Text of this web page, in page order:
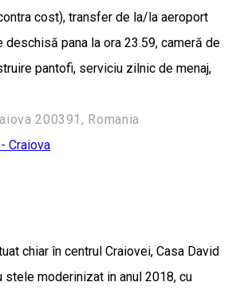
cost), transfer de la/la aeroport
pana la ora 23.59, cameră de
pantofi, serviciu zilnic de menaj,
200391, Romania
Craiova
chiar în centrul Craiovei, Casa David
stele moderinizat in anul 2018, cu